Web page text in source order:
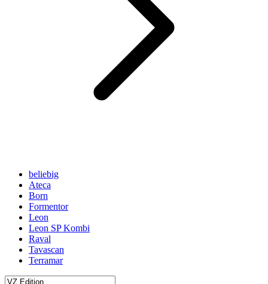
beliebig
Ateca
Born
Formentor
Leon
Leon SP Kombi
Raval
Tavascan
Terramar